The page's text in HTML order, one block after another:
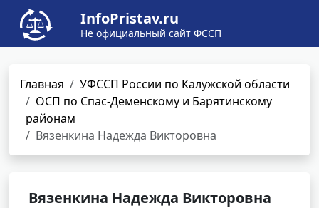
InfoPristav.ru
Не официальный сайт ФССП
Главная
УФССП России по Калужской области
ОСП по Спас-Деменскому и Барятинскому
районам
Вязенкина Надежда Викторовна
Вязенкина Надежда Викторовна